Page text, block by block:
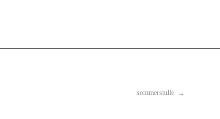
sommerstulle. →